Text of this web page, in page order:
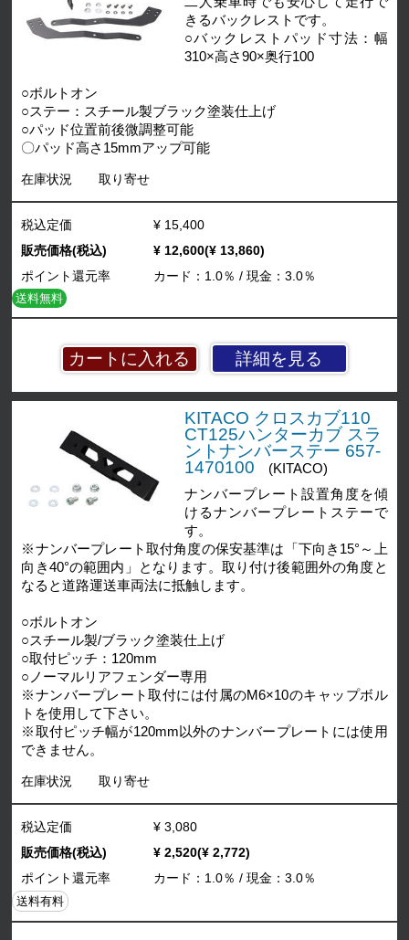
きるバックレストです。
○バックレストパッド寸法：幅
310×高さ90×奥行100
○ボルトオン
○ステー：スチール製ブラック塗装仕上げ
○パッド位置前後微調整可能
〇パッド高さ15mmアップ可能
在庫状況 取り寄せ
詳細を見る
税込定価
¥ 15,400
販売価格(税込)
¥ 12,600(¥ 13,860)
ポイント還元率
カード：1.0％ / 現金：3.0％
送料無料
KITACO クロスカブ110
CT125ハンターカブ スラ
ントナンバーステー 657-
1470100
(KITACO)
ナンバープレート設置角度を傾
けるナンバープレートステーで
す。
※ナンバープレート取付角度の保安基準は「下向き15°～上
向き40°の範囲内」となります。取り付け後範囲外の角度と
なると道路運送車両法に抵触します。
○ボルトオン
○スチール製/ブラック塗装仕上げ
○取付ピッチ：120mm
○ノーマルリアフェンダー専用
※ナンバープレート取付には付属のM6×10のキャップボル
トを使用して下さい。
※取付ピッチ幅が120mm以外のナンバープレートには使用
できません。
在庫状況 取り寄せ
税込定価
¥ 3,080
販売価格(税込)
¥ 2,520(¥ 2,772)
ポイント還元率
カード：1.0％ / 現金：3.0％
送料有料